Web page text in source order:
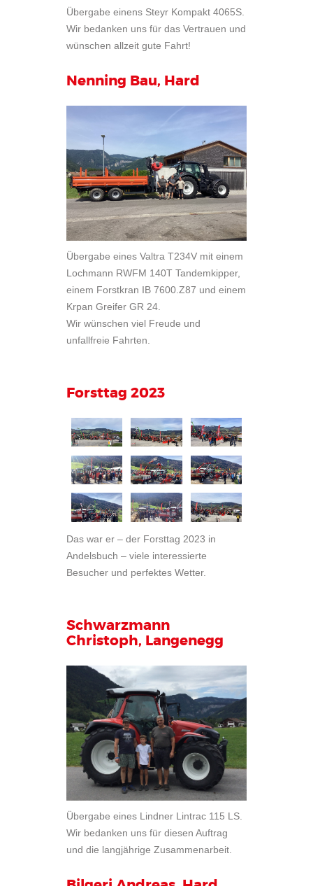
Übergabe einens Steyr Kompakt 4065S.
Wir bedanken uns für das Vertrauen und
wünschen allzeit gute Fahrt!
Nenning Bau, Hard
Übergabe eines Valtra T234V mit einem
Lochmann RWFM 140T Tandemkipper,
einem Forstkran IB 7600.Z87 und einem
Krpan Greifer GR 24.
Wir wünschen viel Freude und
unfallfreie Fahrten.
Forsttag 2023
Das war er – der Forsttag 2023 in
Andelsbuch – viele interessierte
Besucher und perfektes Wetter.
Schwarzmann
Christoph, Langenegg
Übergabe eines Lindner Lintrac 115 LS.
Wir bedanken uns für diesen Auftrag
und die langjährige Zusammenarbeit.